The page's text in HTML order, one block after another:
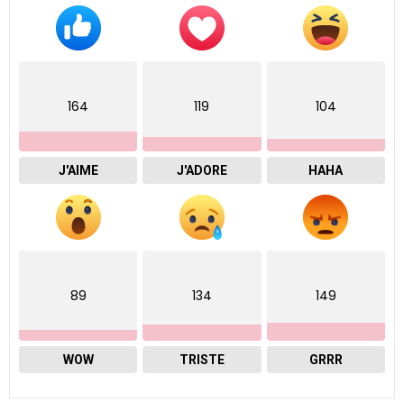
164
J'AIME
119
J'ADORE
104
HAHA
89
WOW
134
TRISTE
149
GRRR